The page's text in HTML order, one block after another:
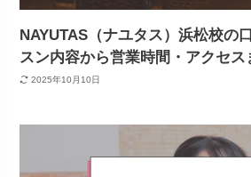
NAYUTAS（ナユタス）浜松校の
スン内容から営業時間・アクセス
2025年10月10日